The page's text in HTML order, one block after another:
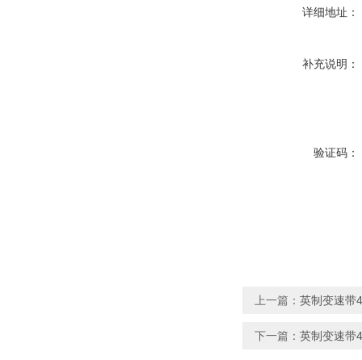
详细地址：
补充说明：
验证码：
上一篇： 英制变速带
下一篇： 英制变速带